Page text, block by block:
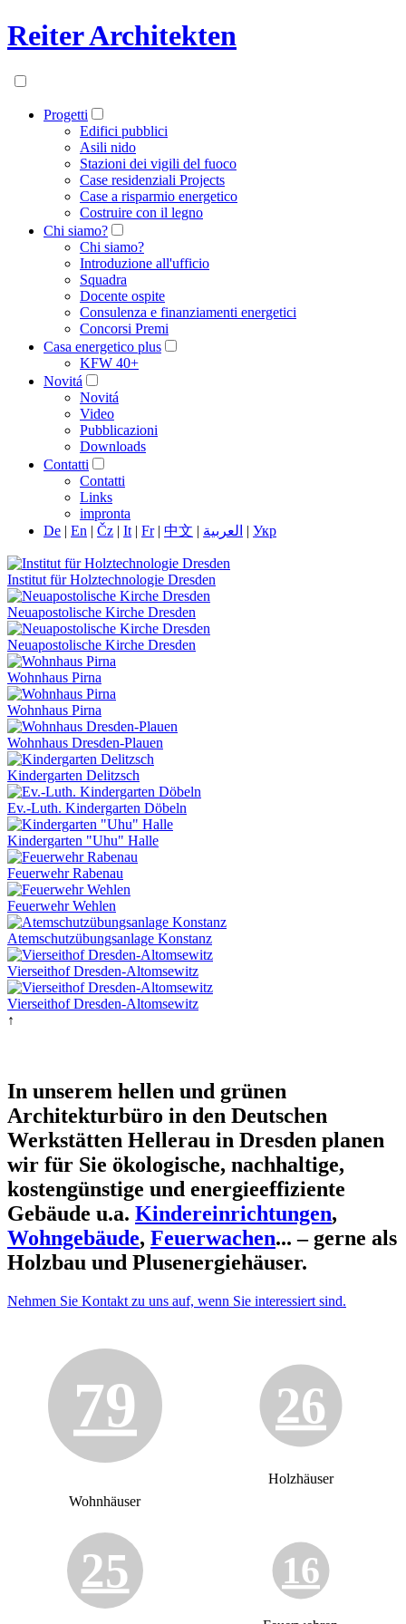
Reiter Architekten
Progetti
Edifici pubblici
Asili nido
Stazioni dei vigili del fuoco
Case residenziali Projects
Case a risparmio energetico
Costruire con il legno
Chi siamo?
Chi siamo?
Introduzione all'ufficio
Squadra
Docente ospite
Consulenza e finanziamenti energetici
Concorsi Premi
Casa energetico plus
KFW 40+
Novitá
Novitá
Video
Pubblicazioni
Downloads
Contatti
Contatti
Links
impronta
De | En | Čz | It | Fr| 中文 | العربية | Укр
Institut für Holztechnologie Dresden
Neuapostolische Kirche Dresden
Neuapostolische Kirche Dresden
Wohnhaus Pirna
Wohnhaus Pirna
Wohnhaus Dresden-Plauen
Kindergarten Delitzsch
Ev.-Luth. Kindergarten Döbeln
Kindergarten "Uhu" Halle
Feuerwehr Rabenau
Feuerwehr Wehlen
Atemschutzübungsanlage Konstanz
Vierseithof Dresden-Altomsewitz
Vierseithof Dresden-Altomsewitz
↑
In unserem hellen und grünen
Architekturbüro in den Deutschen
Werkstätten Hellerau in Dresden planen
wir für Sie ökologische, nachhaltige,
kostengünstige und energieeffiziente
Gebäude u.a. Kindereinrichtungen,
Wohngebäude, Feuerwachen... – gerne als
Holzbau und Plusenergiehäuser.
Nehmen Sie Kontakt zu uns auf, wenn Sie interessiert sind.
79
Wohnhäuser
26
Holzhäuser
25 16